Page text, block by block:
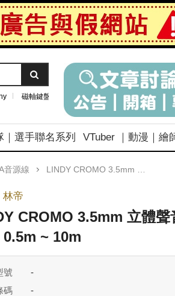
磁軸鍵盤
｜選手聯名系列 VTuber ｜動漫｜繪
音源線 LINDY CROMO 3.5mm 立體聲音源線公對公 0.5m ~ 10m
林帝
CROMO 3.5mm 立體聲
0.5m ~ 10m
號
-
碼
-